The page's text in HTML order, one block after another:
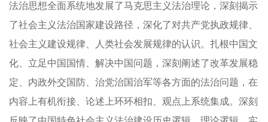
法治思想全面系统地发展了马克思主义法治理论，深刻揭示
了社会主义法治国家建设路径，深化了对共产党执政规律、
社会主义建设规律、人类社会发展规律的认识。扎根中国文
化、立足中国国情、解决中国问题，深刻阐述了改革发展稳
定、内政外交国防、治党治国治军等各方面的法治问题，在
内容上有机衔接、论述上环环相扣、观点上系统集成。深刻